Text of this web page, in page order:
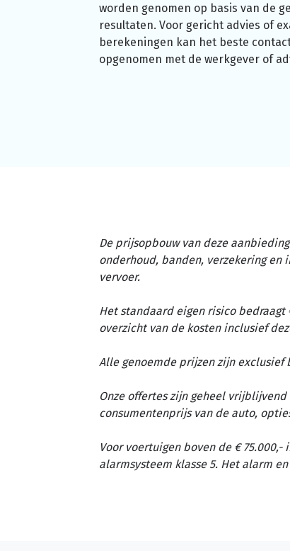
worden genomen op basis van de
resultaten. Voor gericht advies of
berekeningen kan het beste
opgenomen met de werkgever of
De prijsopbouw van deze
onderhoud, banden, verzekering
vervoer.
Het standaard eigen risico bedraagt
overzicht van de kosten inclusief
Alle genoemde prijzen zijn exclusief
Onze offertes zijn geheel
consumentenprijs van de auto,
Voor voertuigen boven de €
alarmsysteem klasse 5. Het alarm